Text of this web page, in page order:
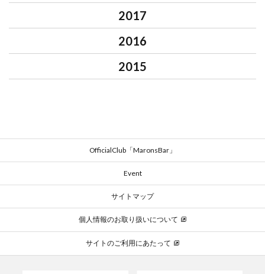
2017
2016
2015
OfficialClub「MaronsBar」
Event
サイトマップ
個人情報のお取り扱いについて
サイトのご利用にあたって